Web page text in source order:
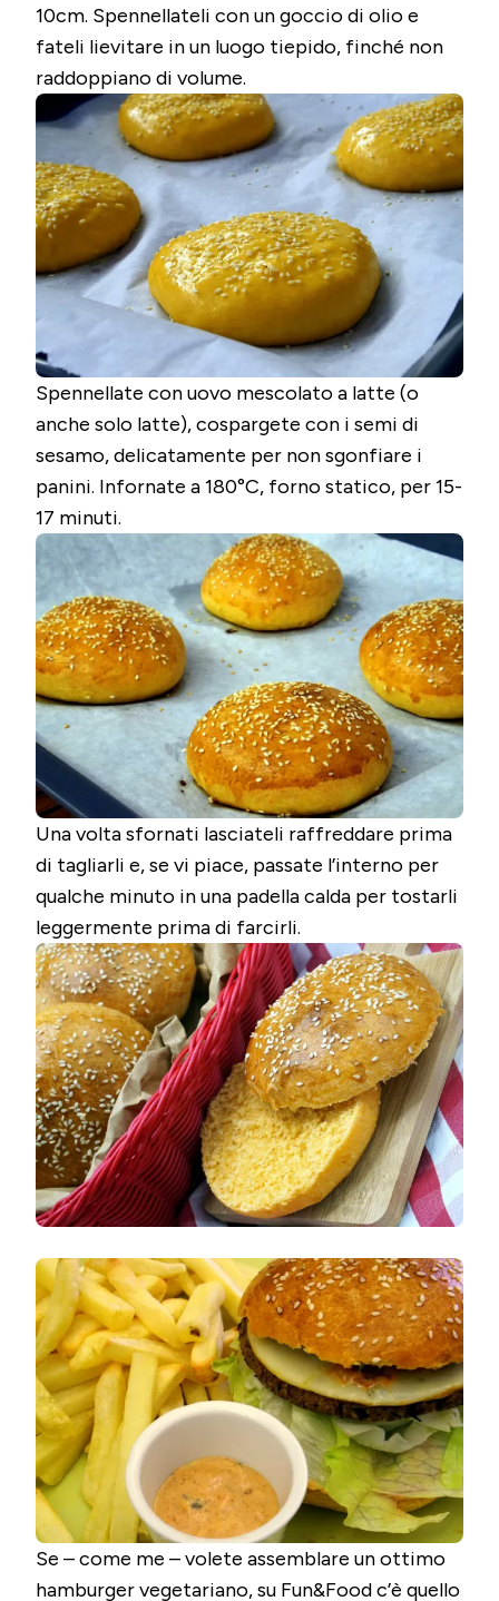
10cm. Spennellateli con un goccio di olio e
fateli lievitare in un luogo tiepido, finché non
raddoppiano di volume.
Spennellate con uovo mescolato a latte (o
anche solo latte), cospargete con i semi di
sesamo, delicatamente per non sgonfiare i
panini. Infornate a 180°C, forno statico, per 15-
17 minuti.
Una volta sfornati lasciateli raffreddare prima
di tagliarli e, se vi piace, passate l’interno per
qualche minuto in una padella calda per tostarli
leggermente prima di farcirli.
Se – come me – volete assemblare un ottimo
hamburger vegetariano, su Fun&Food c’è quello